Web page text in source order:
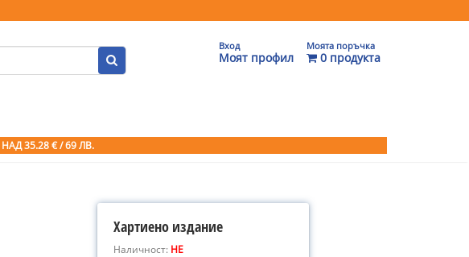
Вход
Моят профил
Моята поръчка
0 продукта
НАД 35.28 € / 69 ЛВ.
Хартиено издание
Наличност: НЕ